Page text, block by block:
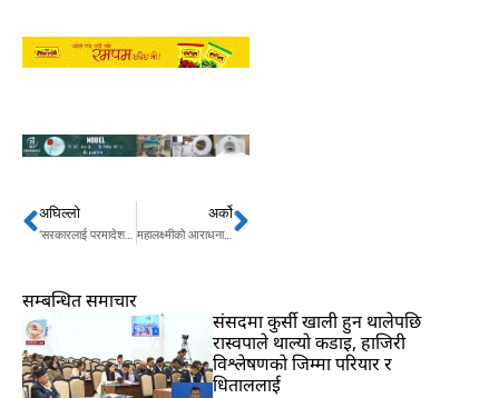
Prev
अघिल्लो
‘सरकारलाई परमादेश र जनादेश दुवै प्राप्त छ’
अर्को
महालक्ष्मीको आराधना गरी मनाइयो कोजाग्रत पूर्णिमाNext
सम्बन्धित समाचार
संसदमा कुर्सी खाली हुन थालेपछि
रास्वपाले थाल्यो कडाइ, हाजिरी
विश्लेषणको जिम्मा परियार र
धिताललाई